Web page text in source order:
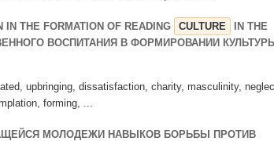
IN THE FORMATION OF READING CULTURE
IN THE
ВОСПИТАНИЯ В ФОРМИРОВАНИИ
upbringing, dissatisfaction, charity, masculinity,
forming, ...
МОЛОДЕЖИ НАВЫКОВ БОРЬБЫ ПРОТИВ